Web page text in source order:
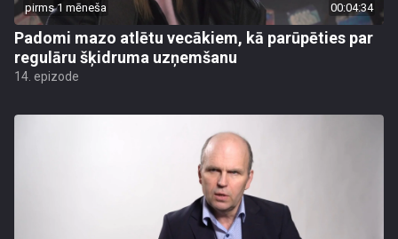
pirms 1 mēneša 00:04:34
Padomi mazo atlētu vecākiem, kā parūpēties par
regulāru šķidruma uzņemšanu
14. epizode